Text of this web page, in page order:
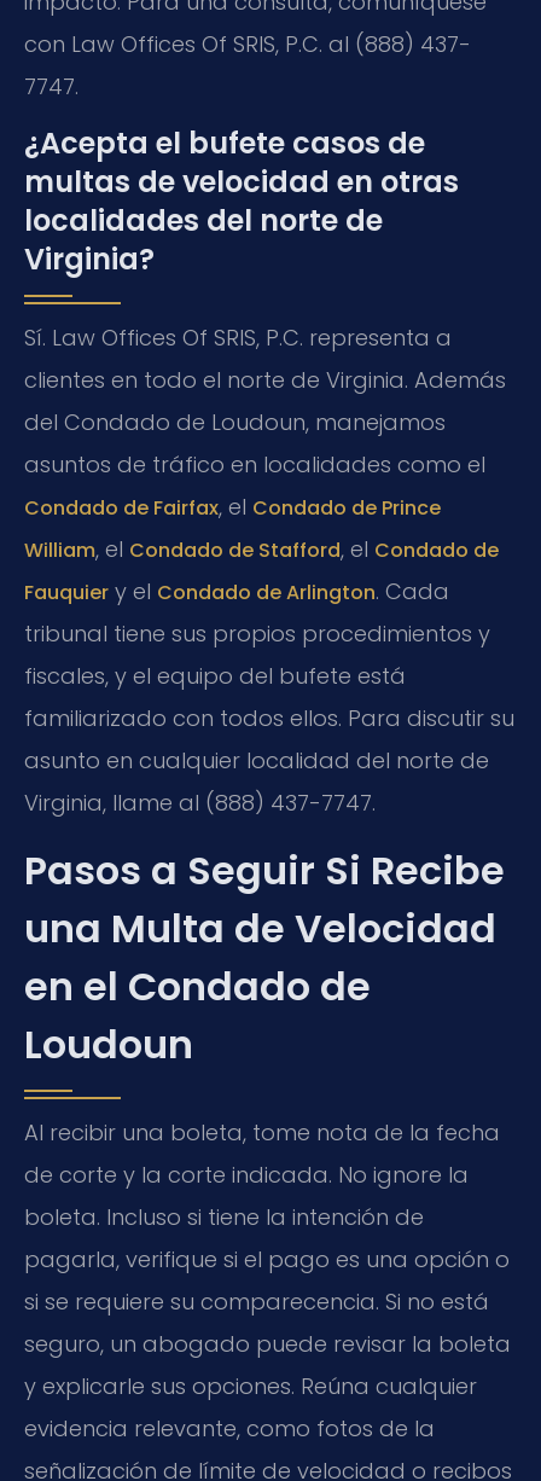
con Law Offices Of SRIS, P.C. al (888) 437-
7747.
¿Acepta el bufete casos de
multas de velocidad en otras
localidades del norte de
Virginia?
Sí. Law Offices Of SRIS, P.C. representa a
clientes en todo el norte de Virginia. Además
del Condado de Loudoun, manejamos
asuntos de tráfico en localidades como el
Condado de Fairfax, el Condado de Prince
William, el Condado de Stafford, el Condado de
Fauquier y el Condado de Arlington. Cada
tribunal tiene sus propios procedimientos y
fiscales, y el equipo del bufete está
familiarizado con todos ellos. Para discutir su
asunto en cualquier localidad del norte de
Virginia, llame al (888) 437-7747.
Pasos a Seguir Si Recibe
una Multa de Velocidad
en el Condado de
Loudoun
Al recibir una boleta, tome nota de la fecha
de corte y la corte indicada. No ignore la
boleta. Incluso si tiene la intención de
pagarla, verifique si el pago es una opción o
si se requiere su comparecencia. Si no está
seguro, un abogado puede revisar la boleta
y explicarle sus opciones. Reúna cualquier
evidencia relevante, como fotos de la
señalización de límite de velocidad o recibos